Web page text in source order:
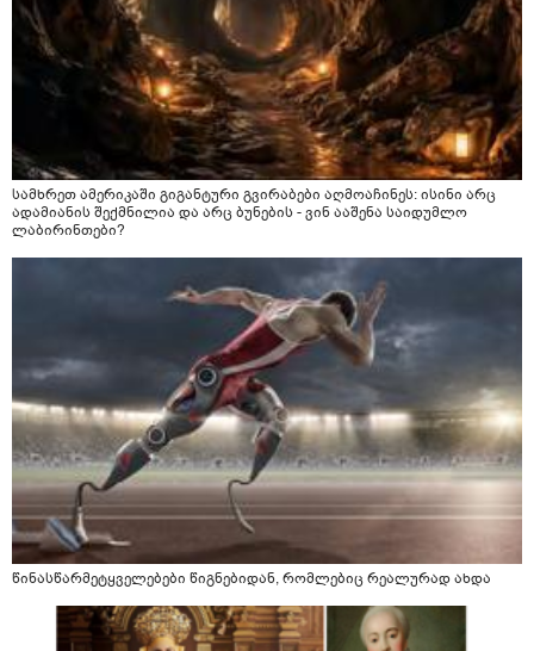
სამხრეთ ამერიკაში გიგანტური გვირაბები აღმოაჩინეს: ისინი არც
ადამიანის შექმნილია და არც ბუნების - ვინ ააშენა საიდუმლო
ლაბირინთები?
წინასწარმეტყველებები წიგნებიდან, რომლებიც რეალურად ახდა